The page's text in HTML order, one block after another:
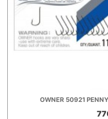
OWNER 50921